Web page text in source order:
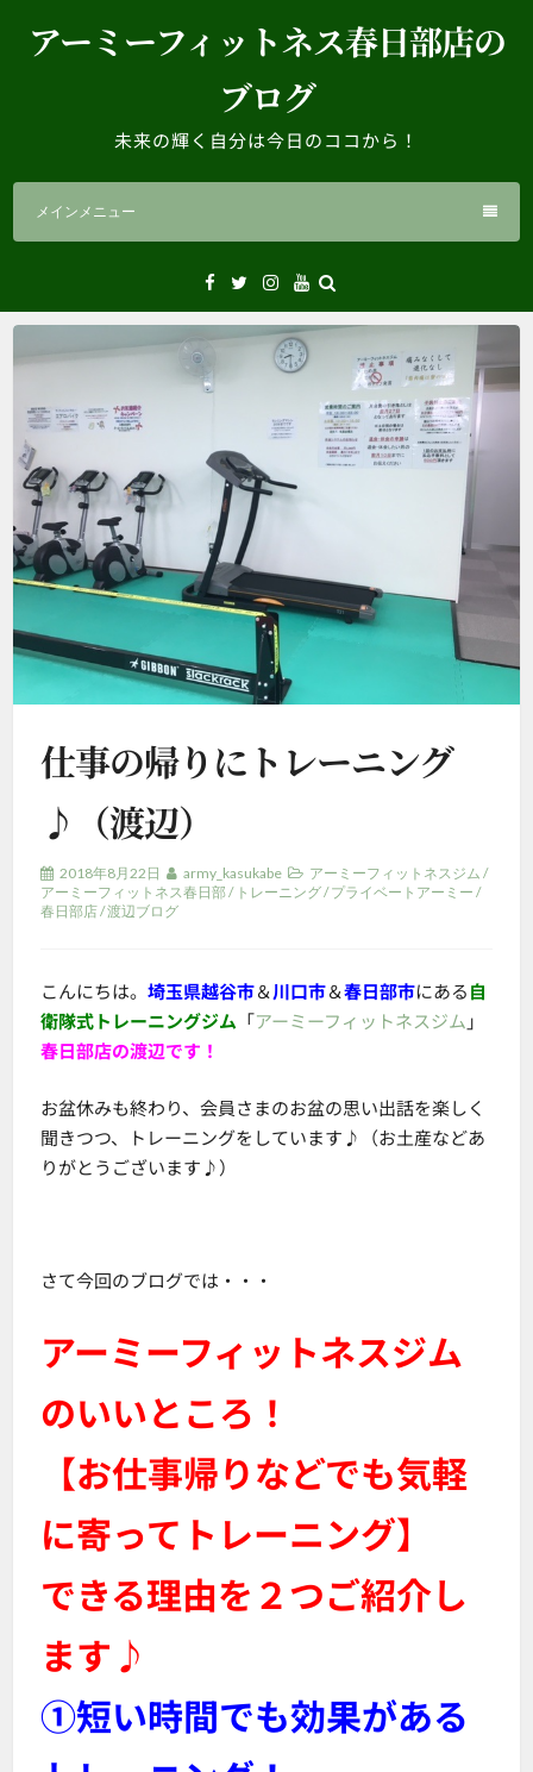
ス
アーミーフィットネス春日部店の
ブログ
未来の輝く自分は今日のココから！
メインメニュー
Facebook
TwitterInstagram
YouTube
仕事の帰りにトレーニング
♪（渡辺）
2018年8月22日 army_kasukabe アーミーフィットネスジム /
アーミーフィットネス春日部/ トレーニング/プライベートアーミー /
春日部店/渡辺ブログ
こんにちは。 埼玉県越谷市＆川口市＆春日部市にある自
衛隊式トレーニングジム「アーミーフィットネスジム 」
春日部店の渡辺です！
お盆休みも終わり、会員さまのお盆の思い出話を楽しく
聞きつつ、トレーニングをしています♪（お土産などあ
りがとうございます♪）
さて今回のブログでは・・・
アーミーフィットネスジム
のいいところ！
【お仕事帰りなどでも気軽
に寄ってトレーニング】
できる理由を２つご紹介し
ます♪
①短い時間でも効果がある